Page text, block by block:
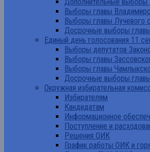
Выборы главы
Выборы главы Лучевого
Досрочные выборы
Единый день голосования 11
Выборы депутатов
Выборы главы
Выборы главы
Досрочные выборы
Окружная избирательная
Избирателям
Кандидатам
Информационное
Поступление и
Решения ОИК
График работы ОИК и